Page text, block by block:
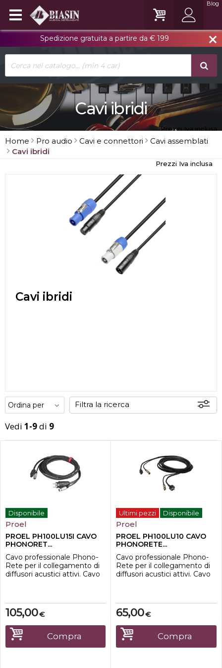
close
Spedizione gratuita a partire da € 199
Blog
Cavi ibridi
Prezzi Iva inclusa
Home Pro audio Cavi e connettori
Cavi assemblati
Cavi ibridi
Prezzi Iva inclusa
Cavi ibridi
Filtra la ricerca
Vedi 1-9di 9
Disponibile
Proel
PROEL PH100LU15I CAVO
PHONORET...
Cavo professionale Phono-
Rete per il collegamento di
diffusori acustici attivi. Cavo
SCHUKO 16A - spina volante
XLR 3P + presa volante
standard EC 3P. Lunghezza:
5 metri. Colore disponibile:
Nero.Caratteristiche-Misura
15 Mt-C...
€
105,00
Compra
Ultimi pezzi Disponibile
Proel
PROEL PH100LU10 CAVO
PHONORETE...
Cavo professionale Phono-
Rete per il collegamento di
diffusori acustici attivi. Cavo
Schuko 6A, spina volante
XLR 3P più presa volante
standard EC
3P.CaratteristicheLunghezza
: 10mColore: Nero
€
65,00
Compra